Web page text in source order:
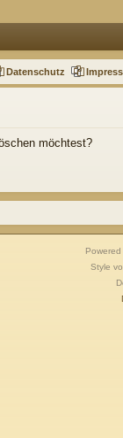
Datenschutz
möchtest?
Powered
Style